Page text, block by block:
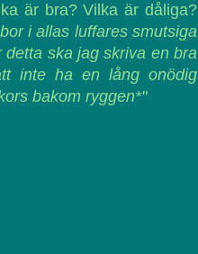
är bra? Vilka är dåliga?
i allas luffares smutsiga
ska jag skriva en bra
inte ha en lång onödig
bakom ryggen*"